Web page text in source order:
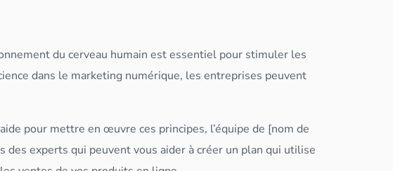
du cerveau humain est essentiel pour stimuler les
dans le marketing numérique, les entreprises peuvent
pour mettre en œuvre ces principes, l’équipe de [nom de
des experts qui peuvent vous aider à créer un plan qui utilise